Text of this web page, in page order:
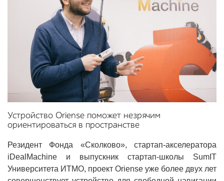
Устройство Oriense поможет незрячим
ориентироваться в пространстве
Резидент Фонда «Сколково», стартап-акселератора
iDealMachine и выпускник стартап-школы SumIT
Университета ИТМО, проект Oriense уже более двух лет